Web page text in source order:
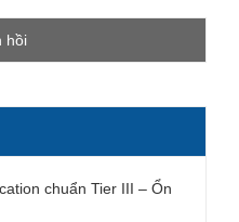
chuẩn Tier III – Ổn